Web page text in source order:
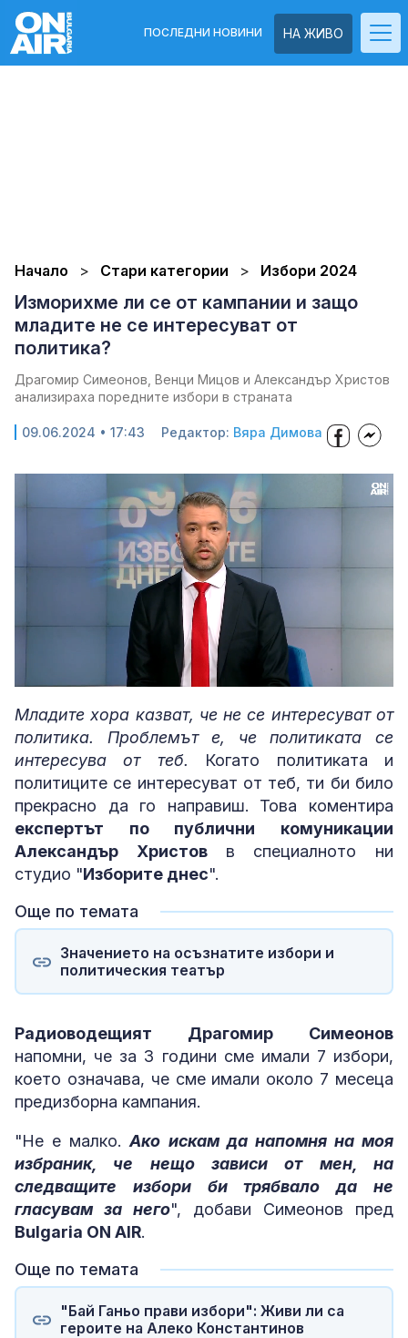
НА ЖИВО
ПОСЛЕДНИ НОВИНИ
Начало Стари категории Избори 2024
Изморихме ли се от кампании и защо
младите не се интересуват от
политика?
Драгомир Симеонов, Венци Мицов и Александър Христов
анализираха поредните избори в страната
09.06.2024 • 17:43 Редактор: Вяра Димова
Loaded
4.16%
Младите хора казват, че не се интересуват от
политика. Проблемът е, че политиката се
интересува от теб. Когато политиката и
политиците се интересуват от теб, ти би било
прекрасно да го направиш. Това коментира
експертът по публични комуникации
Александър Христов в специалното ни
студио "Изборите днес".
Още по темата
Значението на осъзнатите избори и
политическия театър
Радиоводещият Драгомир Симеонов
напомни, че за 3 години сме имали 7 избори,
което означава, че сме имали около 7 месеца
предизборна кампания.
"Не е малко.Ако искам да напомня на моя
избраник, че нещо зависи от мен, на
следващите избори би трябвало да не
гласувам за него", добави Симеонов пред
Bulgaria ON AIR.
Още по темата
"Бай Ганьо прави избори": Живи ли са
героите на Алеко Константинов